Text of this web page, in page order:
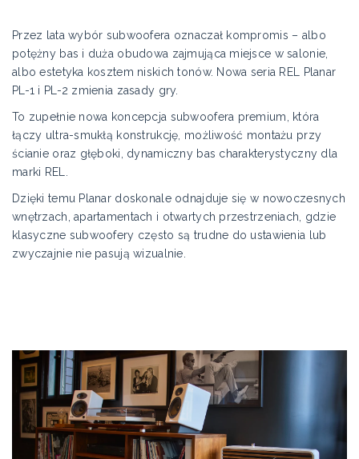
Przez lata wybór subwoofera oznaczał kompromis – albo
potężny bas i duża obudowa zajmująca miejsce w salonie,
albo estetyka kosztem niskich tonów. Nowa seria REL Planar
PL-1 i PL-2 zmienia zasady gry.
To zupełnie nowa koncepcja subwoofera premium, która
łączy ultra-smukłą konstrukcję, możliwość montażu przy
ścianie oraz głęboki, dynamiczny bas charakterystyczny dla
marki REL.
Dzięki temu Planar doskonale odnajduje się w nowoczesnych
wnętrzach, apartamentach i otwartych przestrzeniach, gdzie
klasyczne subwoofery często są trudne do ustawienia lub
zwyczajnie nie pasują wizualnie.